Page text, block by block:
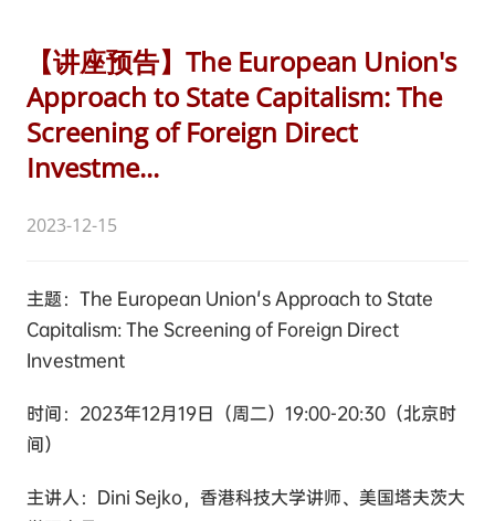
【讲座预告】The European Union's
Approach to State Capitalism: The
Screening of Foreign Direct
Investme...
2023-12-15
主题：The European Union's Approach to State
Capitalism: The Screening of Foreign Direct
Investment
时间：2023年12月19日（周二）19:00-20:30（北京时
间）
主讲人：Dini Sejko，香港科技大学讲师、美国塔夫茨大